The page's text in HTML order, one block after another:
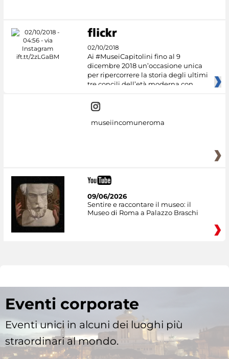
02/10/2018
Ai #MuseiCapitolini fino al 9
dicembre 2018 un’occasione unica
per ripercorrere la storia degli ultimi
tre concili dell’età moderna con
museiincomuneroma
09/06/2026
Sentire e raccontare il museo: il
Museo di Roma a Palazzo Braschi
Eventi corporate
Eventi unici in alcuni dei luoghi più
straordinari al mondo.